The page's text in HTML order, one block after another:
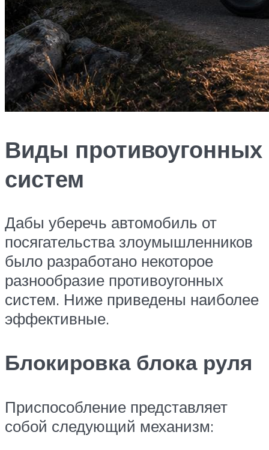
Виды противоугонных
систем
Дабы уберечь автомобиль от
посягательства злоумышленников
было разработано некоторое
разнообразие противоугонных
систем. Ниже приведены наиболее
эффективные.
Блокировка блока руля
Приспособление представляет
собой следующий механизм: